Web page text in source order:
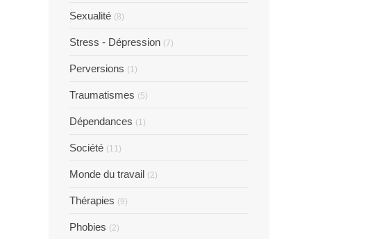
Sexualité (8)
Stress - Dépression (7)
Perversions (1)
Traumatismes (5)
Dépendances (1)
Société (11)
Monde du travail (2)
Thérapies (9)
Phobies (2)